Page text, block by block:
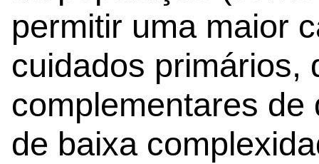
permitir uma maior
cuidados primários,
complementares
de baixa